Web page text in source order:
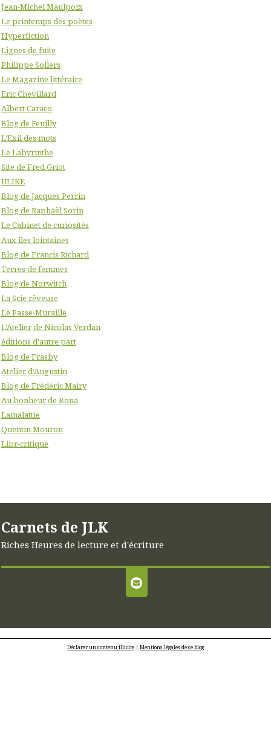
Jean-Michel Maulpoix
Le printemps des poètes
Hyperfiction
Lignes de fuite
Philippe Sollers
Le Magazine littéraire
Eric Chevillard
Albert Caraco
Blog de Feuilly
L'Exil des mots
Le Labyrinthe
Site de Fred Griot
ULIKE
Blog de Jacques Perrin
Blog de Raphaël Sorin
Le Cabinet de curiosités
Aux îles lointaines
Blog de Francis Richard
Terres de femmes
Blog de Norwitch
La Scie rêveuse
Le Passe-Muraille
L'Atelier de Nicolas Verdan
éditions d'autre part
Blog de Frasby
Atelier d'Augustin
Blog de Frédéric Mairy
Au bonheur de Bona
Lamalattie
Quentin Mouron
Libr-critique
Carnets de JLK
Riches Heures de lecture et d'écriture
Déclarer un contenu illicite | Mentions légales de ce blog